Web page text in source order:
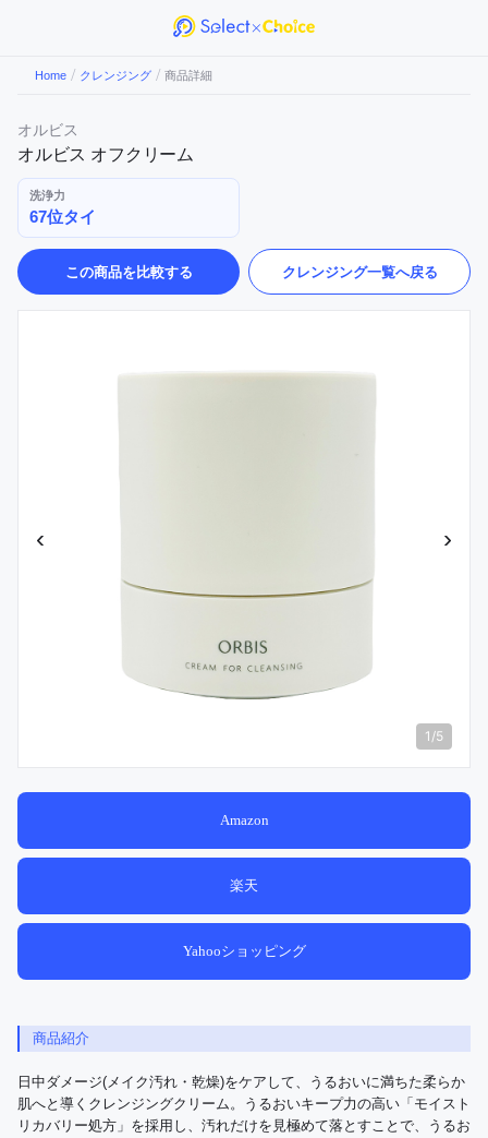
Home / クレンジング / 商品詳細
オルビス
オルビス オフクリーム
洗浄力
67位タイ
この商品を比較する クレンジング一覧へ戻る
‹ ›
1 /5
Amazon
楽天
Yahooショッピング
商品紹介
日中ダメージ(メイク汚れ・乾燥)をケアして、うるおいに満ちた柔らか
肌へと導くクレンジングクリーム。うるおいキープ力の高い「モイスト
リカバリー処方」を採用し、汚れだけを見極めて落とすことで、うるお